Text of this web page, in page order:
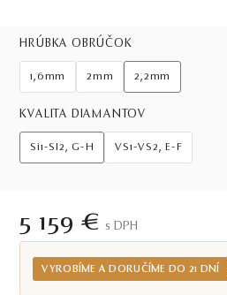
HRÚBKA OBRÚČOK
1,6mm 2mm 2,2mm
KVALITA DIAMANTOV
Si1-SI2, G-H VS1-VS2, E-F
5 159 € S DPH
VYROBÍME A DORUČÍME DO 21 DNÍ